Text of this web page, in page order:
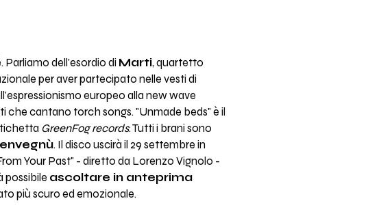
Parliamo dell'esordio di Marti, quartetto
per aver partecipato nelle vesti di
europeo alla new wave
che cantano torch songs. "Unmade beds" è il
GreenFog records. Tutti i brani sono
. Il disco uscirà il 29 settembre in
Your Past" - diretto da Lorenzo Vignolo -
possibile ascoltare in anteprima
più scuro ed emozionale.